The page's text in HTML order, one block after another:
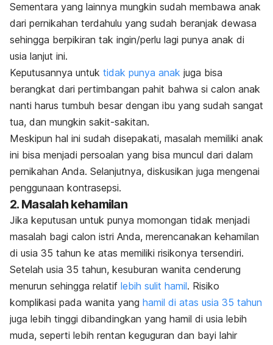
Sementara yang lainnya mungkin sudah membawa anak
dari pernikahan terdahulu yang sudah beranjak dewasa
sehingga berpikiran tak ingin/perlu lagi punya anak di
usia lanjut ini.
Keputusannya untuk tidak punya anak juga bisa
berangkat dari pertimbangan pahit bahwa si calon anak
nanti harus tumbuh besar dengan ibu yang sudah sangat
tua, dan mungkin sakit-sakitan.
Meskipun hal ini sudah disepakati, masalah memiliki anak
ini bisa menjadi persoalan yang bisa muncul dari dalam
pernikahan Anda. Selanjutnya, diskusikan juga mengenai
penggunaan kontrasepsi.
2. Masalah kehamilan
Jika keputusan untuk punya momongan tidak menjadi
masalah bagi calon istri Anda, merencanakan kehamilan
di usia 35 tahun ke atas memiliki risikonya tersendiri.
Setelah usia 35 tahun, kesuburan wanita cenderung
menurun sehingga relatif lebih sulit hamil. Risiko
komplikasi pada wanita yang hamil di atas usia 35 tahun
juga lebih tinggi dibandingkan yang hamil di usia lebih
muda, seperti lebih rentan keguguran dan bayi lahir